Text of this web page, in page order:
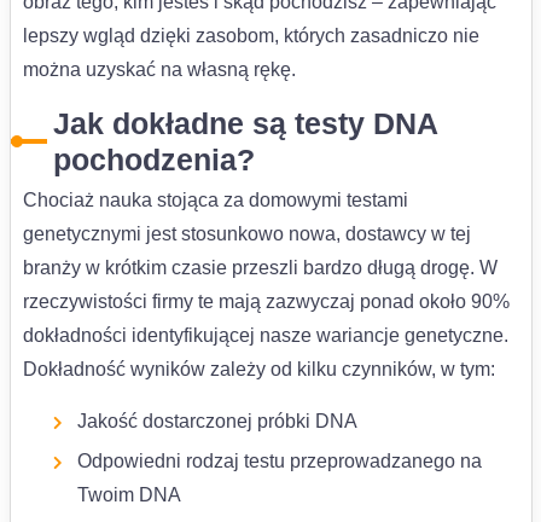
lepszy wgląd dzięki zasobom, których zasadniczo nie
można uzyskać na własną rękę.
Jak dokładne są testy DNA
pochodzenia?
Chociaż nauka stojąca za domowymi testami
genetycznymi jest stosunkowo nowa, dostawcy w tej
branży w krótkim czasie przeszli bardzo długą drogę. W
rzeczywistości firmy te mają zazwyczaj ponad około 90%
dokładności identyfikującej nasze wariancje genetyczne.
Dokładność wyników zależy od kilku czynników, w tym:
Jakość dostarczonej próbki DNA
Odpowiedni rodzaj testu przeprowadzanego na
Twoim DNA